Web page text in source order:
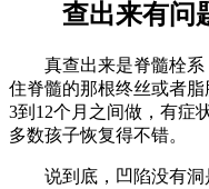
查出来有问
真查出来是脊髓栓系
住脊髓的那根终丝或者
3到12个月之间做，有症
多数孩子恢复得不错。
说到底，凹陷没有洞